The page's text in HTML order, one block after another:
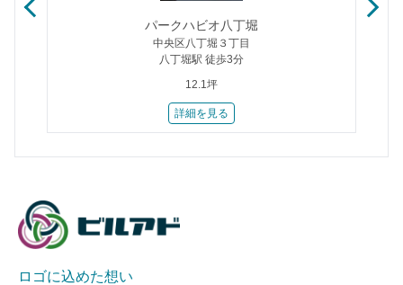
パークハビオ八丁堀
中央区八丁堀３丁目
八丁堀駅 徒歩3分
12.1坪
詳細を見る
ロゴに込めた想い